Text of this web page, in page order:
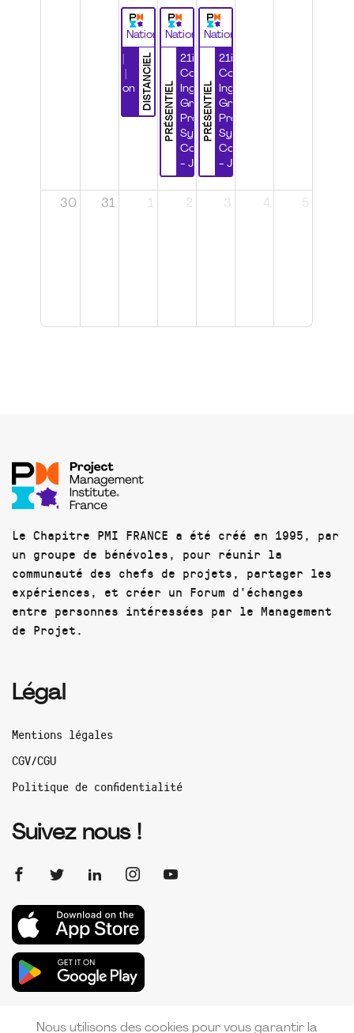
National
DISTANCIEL
Certification
National
PRÉSENTIEL
21ième
Congrès
Ingénierie
Grands
Projets et
Systèmes
Complexes
- Jour 1
National
PRÉSENTIEL
21ième
Congrès
Ingénierie
Grands
Projets et
Systèmes
Complexes
- Jour 2
30 31 1 2 3 4 5
Le Chapitre PMI FRANCE a été créé en 1995, par
un groupe de bénévoles, pour réunir la
communauté des chefs de projets, partager les
expériences, et créer un Forum d'échanges
entre personnes intéressées par le Management
de Projet.
Légal
Mentions légales
CGV/CGU
Politique de confidentialité
Suivez nous !
Nous utilisons des cookies pour vous garantir la